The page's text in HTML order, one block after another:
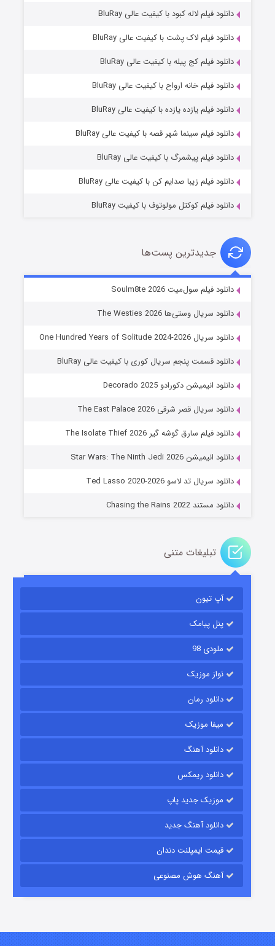
خاندان اژدها فصل ۳
جادوگری در مغولستان
قسمت 14 (زیرنویس) منتشر شد
قسمت
قسمت2 (دوبله) منتشر شد
دانلود فیلم لاله کبود با کیفیت عالی BluRay
دانلود فیلم لاک پشت با کیفیت عالی BluRay
دانلود فیلم کج‌ پیله با کیفیت عالی BluRay
دانلود فیلم خانه ارواح با کیفیت عالی BluRay
دانلود فیلم یازده یازده با کیفیت عالی BluRay
دانلود فیلم سینما شهر قصه با کیفیت عالی BluRay
دانلود فیلم پیشمرگ با کیفیت عالی BluRay
دانلود فیلم زیبا صدایم کن با کیفیت عالی BluRay
دانلود فیلم کوکتل مولوتوف با کیفیت BluRay
جدیدترین پست‌ها
دانلود فیلم سول‌میت Soulm8te 2026
دانلود سریال وستی‌ها The Westies 2026
دانلود سریال One Hundred Years of Solitude 2024-2026
دانلود قسمت پنجم سریال کوری با کیفیت عالی BluRay
دانلود انیمیشن دکورادو Decorado 2025
دانلود سریال قصر شرقی The East Palace 2026
دانلود فیلم سارق گوشه گیر The Isolate Thief 2026
دانلود انیمیشن Star Wars: The Ninth Jedi 2026
دانلود سریال تد لاسو Ted Lasso 2020-2026
دانلود مستند Chasing the Rains 2022
تبلیغات متنی
آپ تیون
پنل پیامک
ملودی 98
نواز موزیک
دانلود رمان
میفا موزیک
دانلود آهنگ
دانلود ریمکس
موزیک جدید پاپ
دانلود آهنگ جدید
قیمت ایمپلنت دندان
آهنگ هوش مصنوعی